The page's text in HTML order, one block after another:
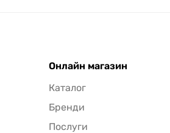
Онлайн магазин
Каталог
Бренди
Послуги